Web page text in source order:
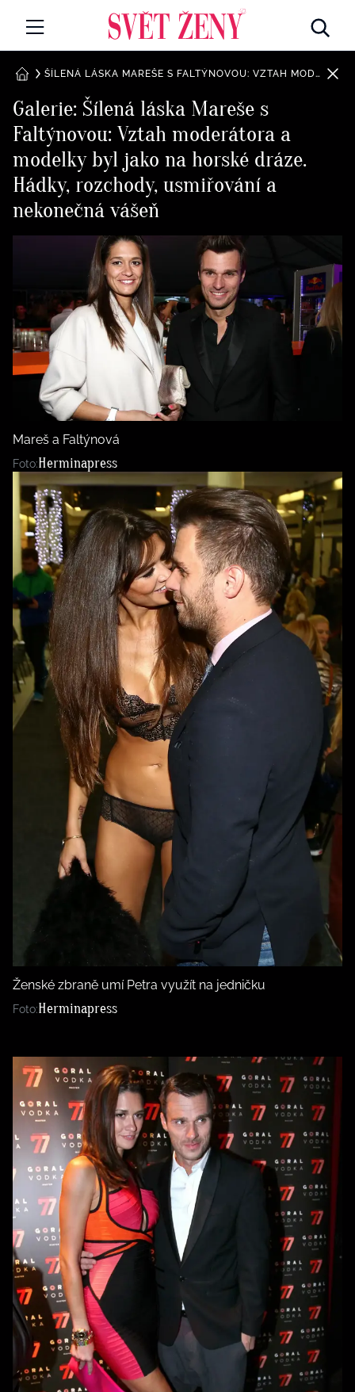
MÓDA A KRÁSA
CELEBRITY
Všechny kategorie
Rozhovory
RETROHUBKY
PSYCHOLOGIE
Všechny kategorie
Všechny kategorie
Životní styl
Všechny kategorie
Testy a kvízy
BYDLENÍ
Všechny kategorie
Tvoření
Rady a tipy
BurdaMedia
Extra
SVĚT ŽENY - 599 KČ
DOMŮ ŠÍLENÁ LÁSKA MAREŠE S FALTÝNOVOU: VZTAH MODERÁTORA A MODELKY BYL JAKO NA HORSKÉ DRÁZE. HÁDKY, ROZCHODY, USMIŘOVÁNÍ A NEKONEČNÁ VÁŠEŇ
Galerie: Šílená láska Mareše s
Faltýnovou: Vztah moderátora a
modelky byl jako na horské dráze.
Hádky, rozchody, usmiřování a
nekonečná vášeň
Mareš a Faltýnová
Foto:Herminapress
Ženské zbraně umí Petra využít na jedničku
Foto:Herminapress